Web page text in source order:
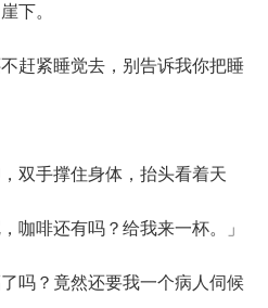
下。
紧睡觉去，别告诉我你把睡
手撑住身体，抬头看着天
咖啡还有吗？给我来一杯。」
？竟然还要我一个病人伺候